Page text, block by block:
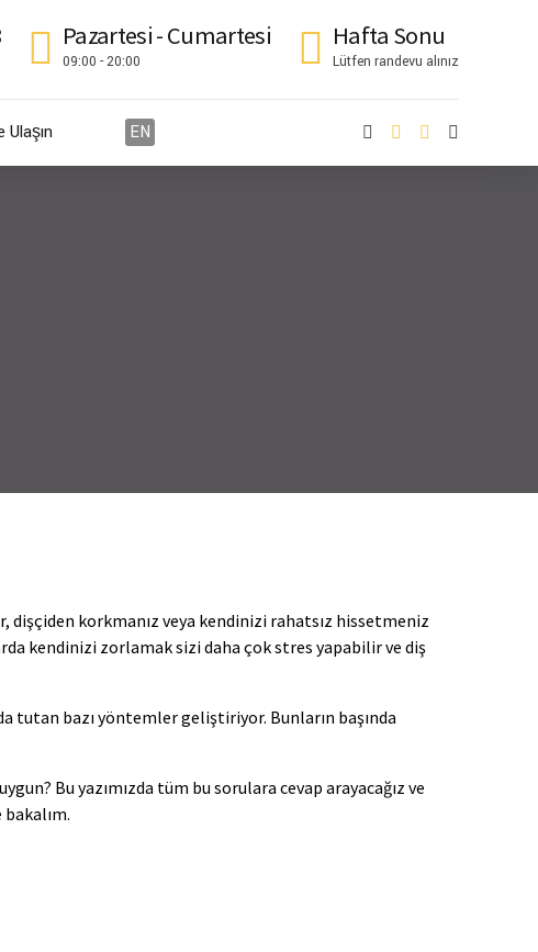
Pazartesi - Cumartesi
09:00 - 20:00
Hafta Sonu
Lütfen randevu alınız
Ulaşın
EN
korkmanız veya kendinizi rahatsız hissetmeniz
kendinizi zorlamak sizi daha çok stres yapabilir ve diş
bazı yöntemler geliştiriyor. Bunların başında
Bu yazımızda tüm bu sorulara cevap arayacağız ve